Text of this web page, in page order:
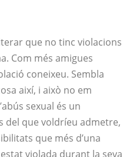
que no tinc violacions
Com més amigues
coneixeu. Sembla
així, i això no em
sexual és un
del que voldríeu admetre,
que més d’una
violada durant la seva